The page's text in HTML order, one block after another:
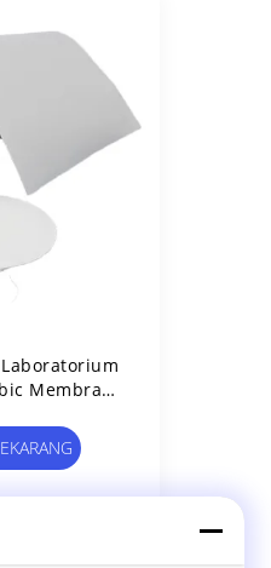
Membran